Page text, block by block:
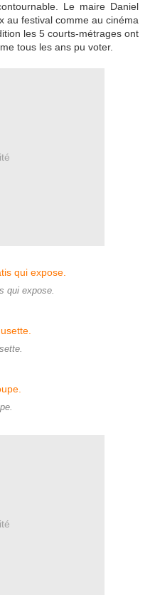
Le maire Daniel
au festival comme au cinéma
les 5 courts-métrages ont
tous les ans pu voter.
qui expose.